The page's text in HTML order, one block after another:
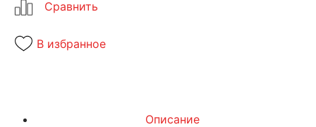
В избранное
Описание